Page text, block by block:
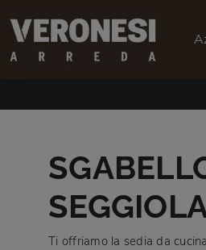
Ti offriamo la sedia da